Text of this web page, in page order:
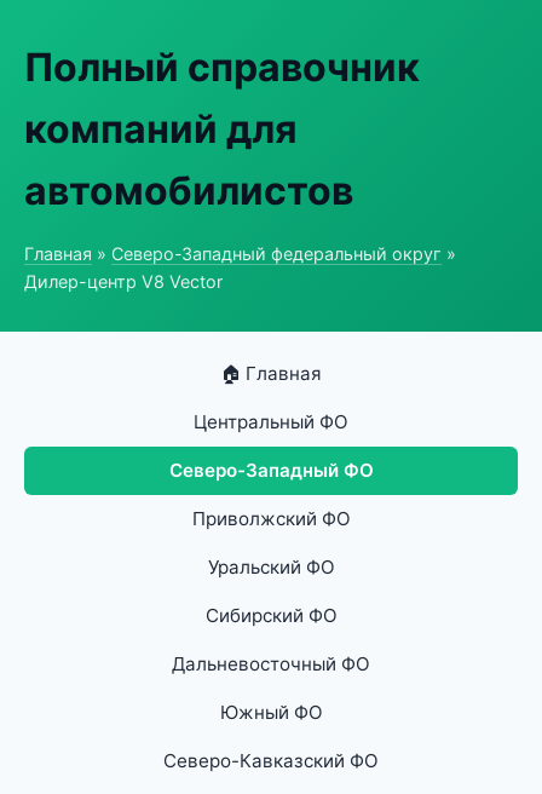
Полный справочник
компаний для
автомобилистов
Главная » Северо-Западный федеральный округ »
Дилер-центр V8 Vector
🏠 Главная
Центральный ФО
Северо-Западный ФО
Приволжский ФО
Уральский ФО
Сибирский ФО
Дальневосточный ФО
Южный ФО
Северо-Кавказский ФО